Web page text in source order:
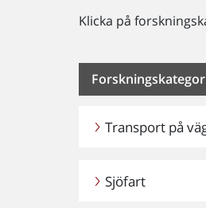
Klicka på
Transport på
Sjöfart